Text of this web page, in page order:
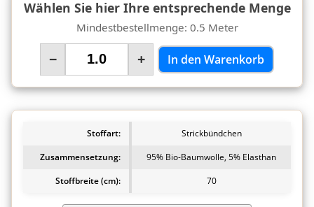
Wählen Sie hier Ihre entsprechende Menge
Mindestbestellmenge: 0.5 Meter
− + In den Warenkorb
Stoffart:
Strickbündchen
Zusammensetzung:
95% Bio-Baumwolle, 5% Elasthan
Stoffbreite (cm):
70